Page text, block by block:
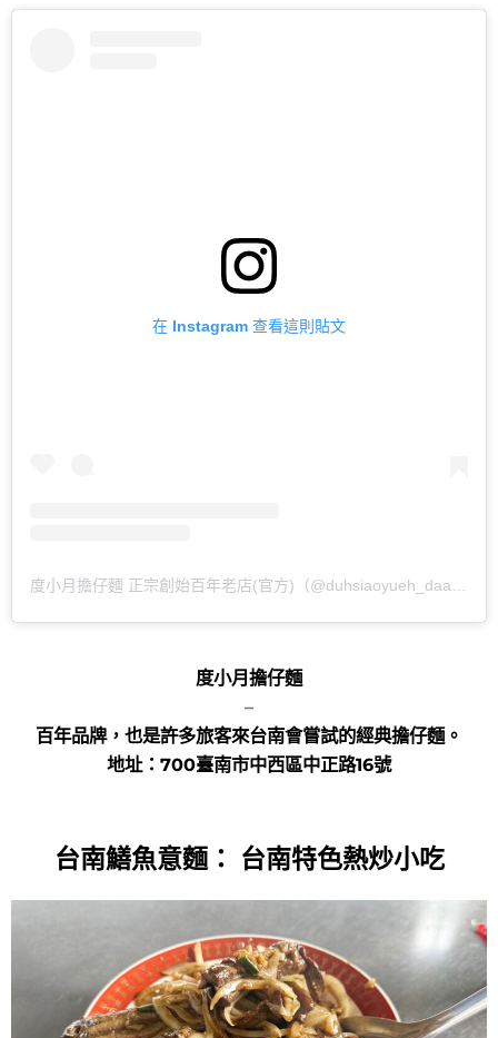
在 Instagram 查看這則貼文
度小月擔仔麵 正宗創始百年老店(官方)（@duhsiaoyueh_daami）分享的貼文
度小月擔仔麵
–
百年品牌，也是許多旅客來台南會嘗試的經典擔仔麵。
地址：700臺南市中西區中正路16號
台南鱔魚意麵： 台南特色熱炒小吃